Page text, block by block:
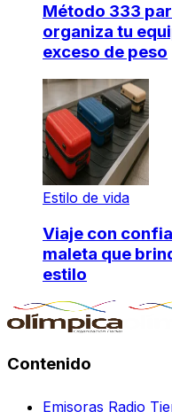
Método 333
organiza tu
exceso de peso
Estilo de vida
Viaje con
maleta que
estilo
Contenido
Emisoras Radio